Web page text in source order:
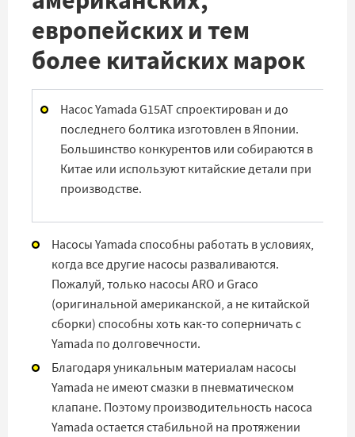
европейских и тем
более китайских марок
Насос Yamada G15AT спроектирован и до
последнего болтика изготовлен в Японии.
Большинство конкурентов или собираются в
Китае или используют китайские детали при
производстве.
Насосы Yamada способны работать в условиях,
когда все другие насосы разваливаются.
Пожалуй, только насосы ARO и Graco
(оригинальной американской, а не китайской
сборки) способны хоть как-то соперничать с
Yamada по долговечности.
Благодаря уникальным материалам насосы
Yamada не имеют смазки в пневматическом
клапане. Поэтому производительность насоса
Yamada остается стабильной на протяжении